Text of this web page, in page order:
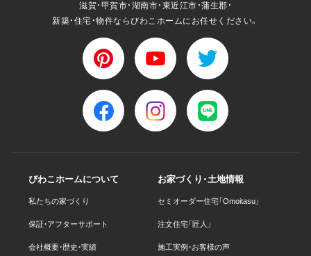
滋賀・甲賀市・湖南市・東近江市・蒲生郡・
新築・住宅・物件ならびわこホームにお任せください。
びわこホームについて
私たちの家づくり
保証・アフターサポート
会社概要・歴史・実績
お家づくり・土地情報
セミオーダー住宅「Omoitasu」
注文住宅「匠人」
施工実例・お客様の声